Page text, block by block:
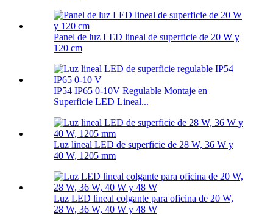
Panel de luz LED lineal de superficie de 20 W y
120 cm
IP54 IP65 0-10V Regulable Montaje en
Superficie LED Lineal...
Luz lineal LED de superficie de 28 W, 36 W y
40 W, 1205 mm
Luz LED lineal colgante para oficina de 20 W,
28 W, 36 W, 40 W y 48 W